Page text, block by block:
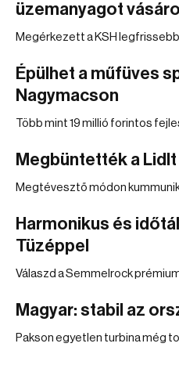
üzemanyagot
Megérkezett a KSH
Épülhet a műfüves
Nagymacson
Több mint 19 millió forintos
Megbüntették a Lidlt
Megtévesztő módon
Harmonikus és
Tüzéppel
Válaszd a Semmelrock
Magyar: stabil az
Pakson egyetlen turbina még